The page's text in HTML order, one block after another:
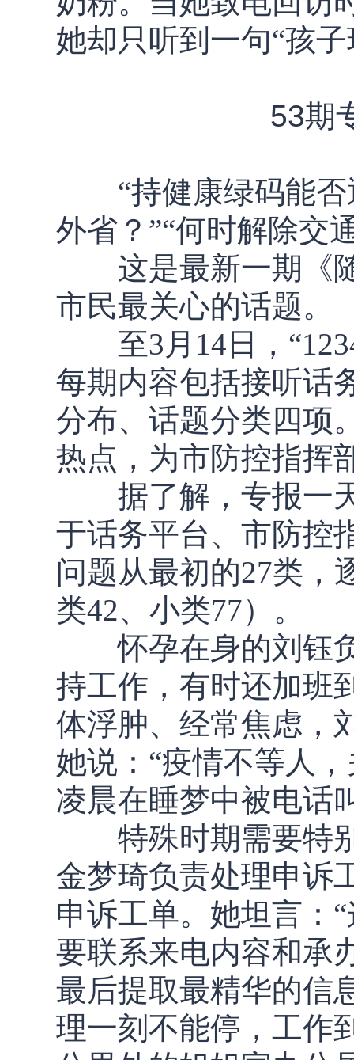
她却只听到一句“孩
53期
“持健康绿码能否
外省？”“何时解除
这是最新一期《随
市民最关心的话题。
至3月14日，
每期内容包括接听话
分布、话题分类四项
热点，为市防控指挥
据了解，专报一天
于话务平台、市防控
问题从最初的27类，
类42、小类77）。
怀孕在身的刘钰负
持工作，有时还加班
体浮肿、经常焦虑，
她说：“疫情不等人
凌晨在睡梦中被电话
特殊时期需要特别
金梦琦负责处理申诉
申诉工单。她坦言：
要联系来电内容和承
最后提取最精华的信
理一刻不能停，工作